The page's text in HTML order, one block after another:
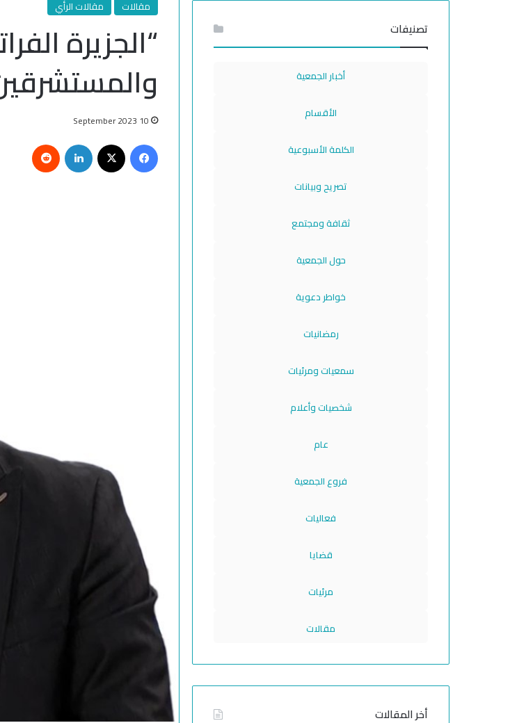
مقالات
مقالات الرأي
“الجزيرة
10 September 2023
Facebook
LinkedIn
تصنيفات
أخبار الجمعية
الأقسام
الكلمة الأسبوعية
تصريح وبيانات
ثقافة ومجتمع
حول الجمعية
خواطر دعوية
رمضانيات
سمعيات ومرئيات
شخصيات وأعلام
عام
فروع الجمعية
فعاليات
قضايا
مرئيات
مقالات
أخر المقالات